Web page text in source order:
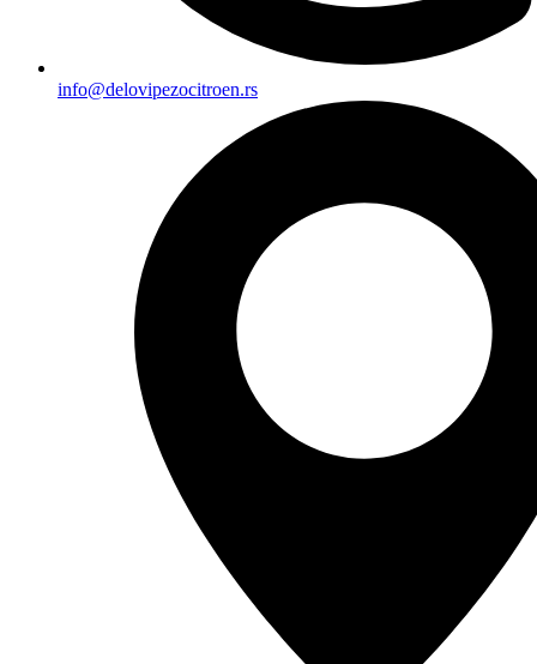
info@delovipezocitroen.rs